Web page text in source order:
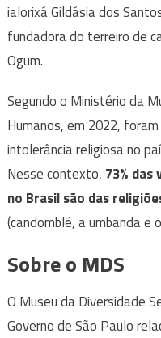
ialorixá Gildásia dos
fundadora do terreiro de
Ogum.
Segundo o Ministério da
Humanos, em 2022,
intolerância religiosa no
Nesse contexto, 73%
no Brasil são das
(candomblé, a umbanda e
Sobre o MDS
O Museu da Diversidade
Governo de São Paulo